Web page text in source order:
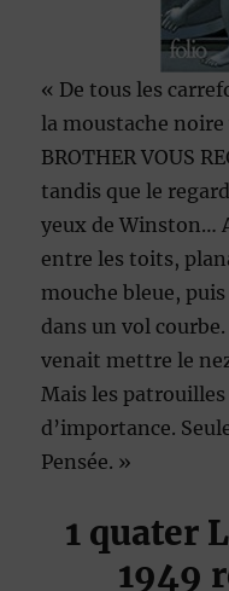
« De tous les
la moustache
BROTHER VOUS
tandis que le
yeux de Winston…
entre les toits,
mouche bleue,
dans un vol
venait mettre le
Mais les patrouilles
d’importance.
Pensée. »
1 quater
1949